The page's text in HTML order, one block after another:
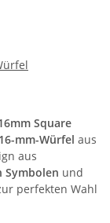
Square
mm-Würfel aus
aus
Symbolen und
perfekten Wahl